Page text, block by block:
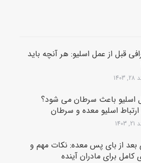
قبل از عمل اسلیو: هر آنچه باید
اسلیو باعث سرطان می شود؟
اسلیو معده و سرطان
بعد از بای پس معده: نکات مهم و
کامل برای مادران آینده